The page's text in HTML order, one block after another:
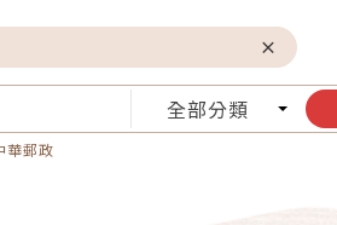
全部分類
華郵政